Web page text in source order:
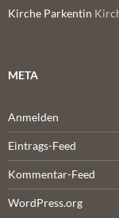
Kirche Parkentin
META
Anmelden
Eintrags-Feed
Kommentar-Feed
WordPress.org